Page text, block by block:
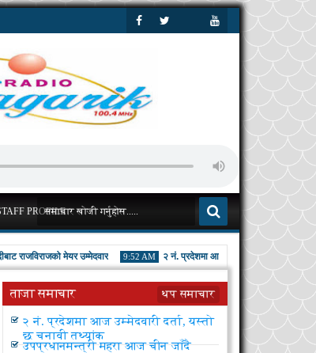
K
PROFILE
मेयर उम्मेदवार 9:52 AM २ नं. प्रदेशमा आज उम्मेदवारी दर्ता, यस्तो छ चुनावी
ताजा समाचार थप समाचार
प्रदिपको खड्काको हिरोइन बन्न चाहन्छिन्
रसना
२ नं. प्रदेशमा आज उम्मेदवारी दर्ता, यस्तो
छ चुनावी तथ्यांक
उपप्रधानमन्त्री महरा आज चीन जाँदै